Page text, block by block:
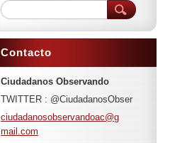
Contacto
Ciudadanos Observando
TWITTER : @CiudadanosObser
ciudadanosobservandoac@g
mail.com